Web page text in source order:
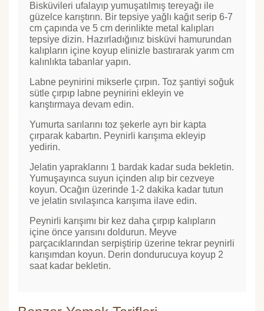
Bisküvileri ufalayıp yumuşatılmış tereyağı ile
güzelce karıştırın. Bir tepsiye yağlı kağıt serip 6-7
cm çapında ve 5 cm derinlikte metal kalıpları
tepsiye dizin. Hazırladığınız bisküvi hamurundan
kalıpların içine koyup elinizle bastırarak yarım cm
kalınlıkta tabanlar yapın.
Labne peynirini mikserle çırpın. Toz şantiyi soğuk
sütle çırpıp labne peynirini ekleyin ve
karıştırmaya devam edin.
Yumurta sarılarını toz şekerle ayrı bir kapta
çırparak kabartın. Peynirli karışıma ekleyip
yedirin.
Jelatin yapraklarını 1 bardak kadar suda bekletin.
Yumuşayınca suyun içinden alıp bir cezveye
koyun. Ocağın üzerinde 1-2 dakika kadar tutun
ve jelatin sıvılaşınca karışıma ilave edin.
Peynirli karışımı bir kez daha çırpıp kalıpların
içine önce yarısını doldurun. Meyve
parçacıklarından serpiştirip üzerine tekrar peynirli
karışımdan koyun. Derin dondurucuya koyup 2
saat kadar bekletin.